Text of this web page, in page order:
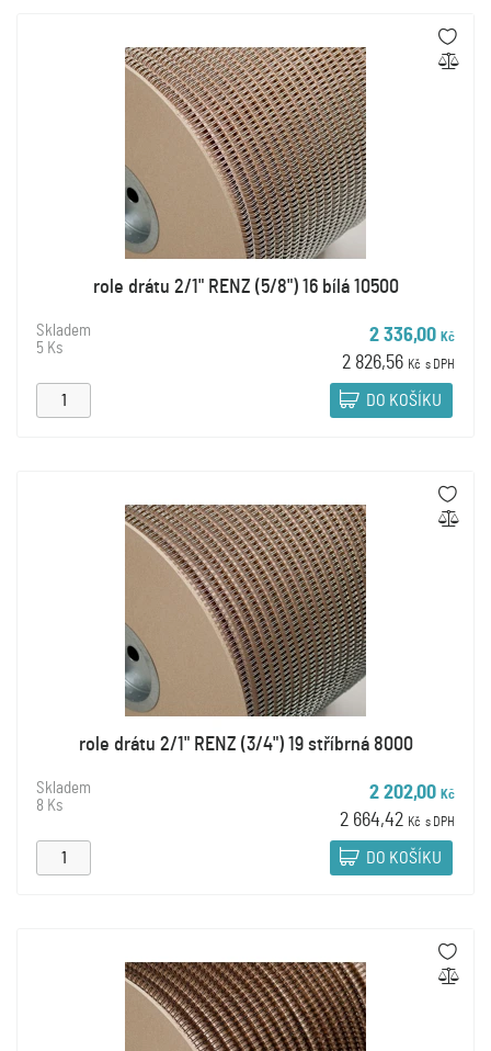
role drátu 2/1" RENZ (5/8") 16 bílá 10500
Skladem
5 Ks
2 336,00 Kč
2 826,56 Kč s DPH
DO KOŠÍKU
role drátu 2/1" RENZ (3/4") 19 stříbrná 8000
Skladem
8 Ks
2 202,00 Kč
2 664,42 Kč s DPH
DO KOŠÍKU